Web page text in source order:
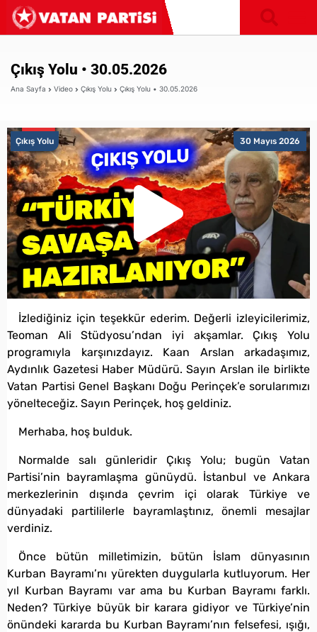
Çıkış Yolu • 30.05.2026
Ana Sayfa Video Çıkış Yolu Çıkış Yolu • 30.05.2026
30 Mayıs 2026
Çıkış Yolu
İzlediğiniz için teşekkür ederim. Değerli izleyicilerimiz,
Teoman Ali Stüdyosu’ndan iyi akşamlar. Çıkış Yolu
programıyla karşınızdayız. Kaan Arslan arkadaşımız,
Aydınlık Gazetesi Haber Müdürü. Sayın Arslan ile birlikte
Vatan Partisi Genel Başkanı Doğu Perinçek’e sorularımızı
yönelteceğiz. Sayın Perinçek, hoş geldiniz.
Merhaba, hoş bulduk.
Normalde salı günleridir Çıkış Yolu; bugün Vatan
Partisi’nin bayramlaşma günüydü. İstanbul ve Ankara
merkezlerinin dışında çevrim içi olarak Türkiye ve
dünyadaki partililerle bayramlaştınız, önemli mesajlar
verdiniz.
Önce bütün milletimizin, bütün İslam dünyasının
Kurban Bayramı’nı yürekten duygularla kutluyorum. Her
yıl Kurban Bayramı var ama bu Kurban Bayramı farklı.
Neden? Türkiye büyük bir karara gidiyor ve Türkiye’nin
önündeki kararda bu Kurban Bayramı’nın felsefesi, ışığı,